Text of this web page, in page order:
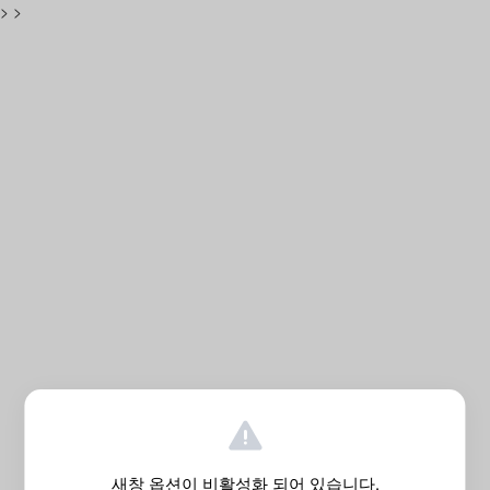
> >
새창 옵션이 비활성화 되어 있습니다.